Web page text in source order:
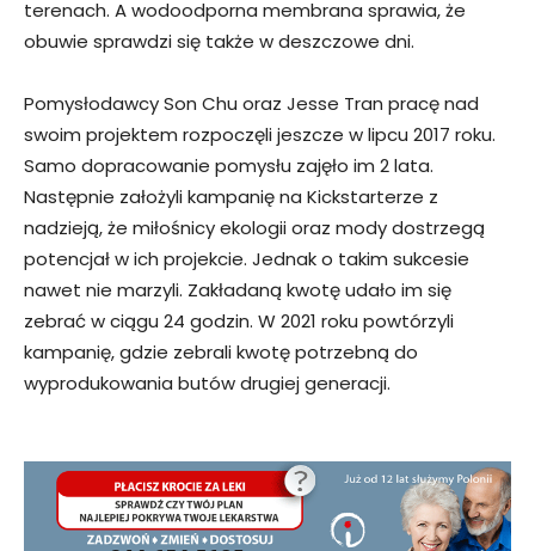
terenach. A wodoodporna membrana sprawia, że
obuwie sprawdzi się także w deszczowe dni.
Pomysłodawcy Son Chu oraz Jesse Tran pracę nad
swoim projektem rozpoczęli jeszcze w lipcu 2017 roku.
Samo dopracowanie pomysłu zajęło im 2 lata.
Następnie założyli kampanię na Kickstarterze z
nadzieją, że miłośnicy ekologii oraz mody dostrzegą
potencjał w ich projekcie. Jednak o takim sukcesie
nawet nie marzyli. Zakładaną kwotę udało im się
zebrać w ciągu 24 godzin. W 2021 roku powtórzyli
kampanię, gdzie zebrali kwotę potrzebną do
wyprodukowania butów drugiej generacji.